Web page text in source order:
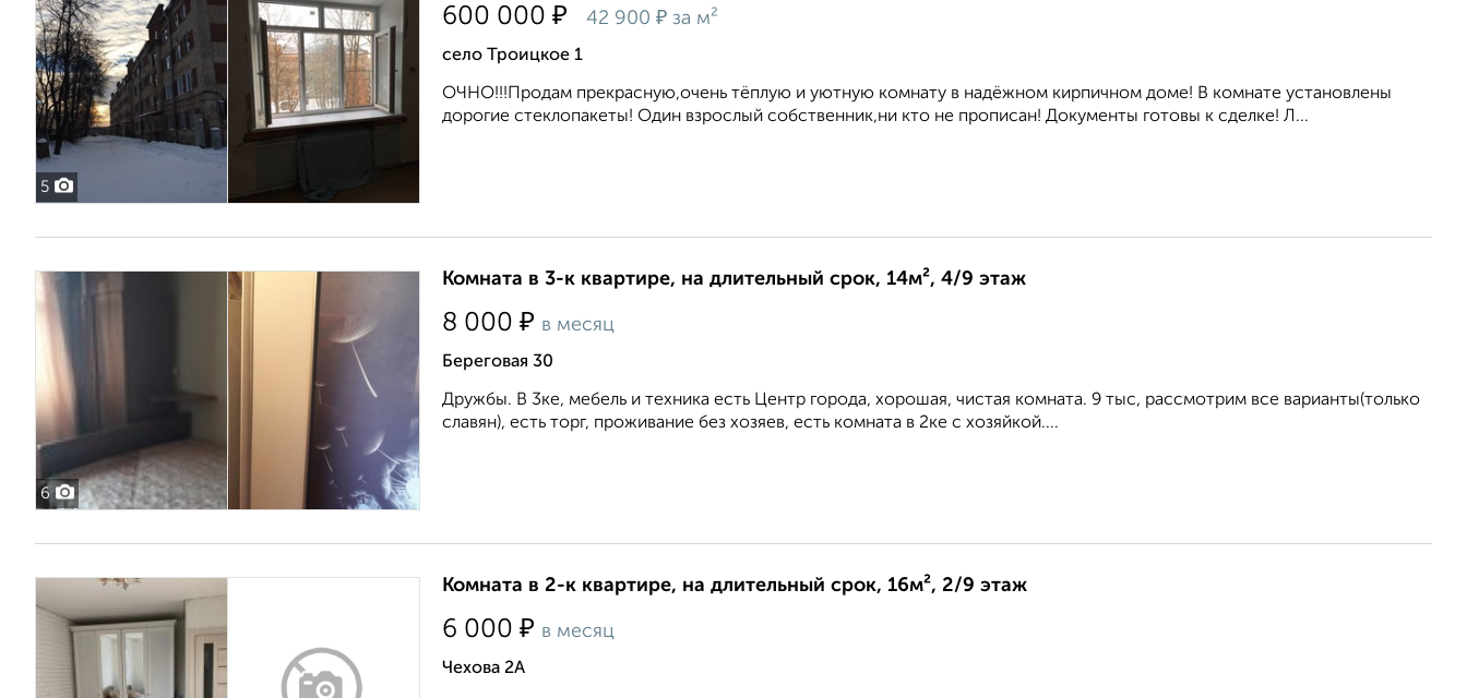
5
600 000 ₽ 42 900 ₽ за м²
село Троицкое 1
ОЧНО!!!Продам прекрасную,очень тёплую и уютную комнату в надёжном кирпичном доме! В комнате установлены
дорогие стеклопакеты! Один взрослый собственник,ни кто не прописан! Документы готовы к сделке! Л...
6
Комната в 3-к квартире, на длительный срок, 14м², 4/9 этаж
8 000 ₽ в месяц
Береговая 30
Дружбы. В 3ке, мебель и техника есть Центр города, хорошая, чистая комната. 9 тыс, рассмотрим все варианты(только
славян), есть торг, проживание без хозяев, есть комната в 2ке с хозяйкой....
Комната в 2-к квартире, на длительный срок, 16м², 2/9 этаж
6 000 ₽ в месяц
Чехова 2А